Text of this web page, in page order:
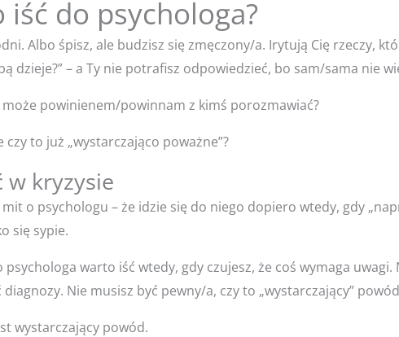
iść do psychologa?
Albo śpisz, ale budzisz się zmęczony/a. Irytują Cię rzeczy,
dzieje?” – a Ty nie potrafisz odpowiedzieć, bo sam/sama nie
powinienem/powinnam z kimś porozmawiać?
to już „wystarczająco poważne”?
w kryzysie
o psychologu – że idzie się do niego dopiero wtedy, gdy
się sypie.
warto iść wtedy, gdy czujesz, że coś wymaga
Nie musisz być pewny/a, czy to „wystarczający”
wystarczający powód.